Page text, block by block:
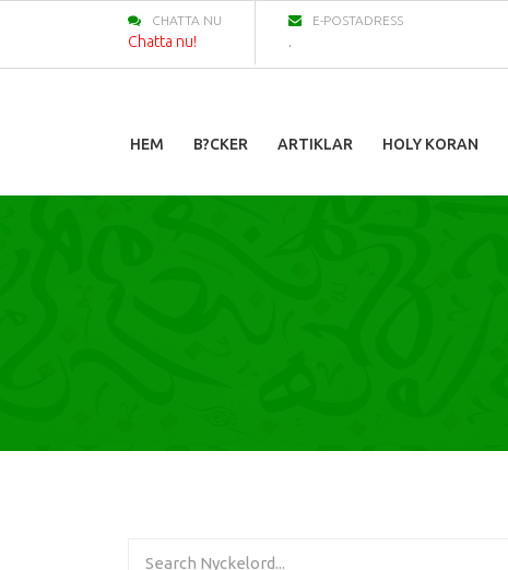
CHATTA NU
Chatta nu!
E-POSTADRESS
.
HEM B?CKER ARTIKLAR HOLY KORAN